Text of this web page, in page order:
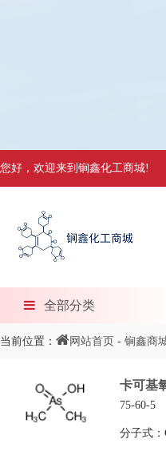
您好，欢迎来到锏鑫化工商城!
全部分类
当前位置： 网站首页 - 锏鑫商
卡可基
75-60-5
分子式：